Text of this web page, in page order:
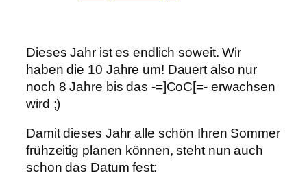
Dieses Jahr ist es endlich soweit. Wir
haben die 10 Jahre um! Dauert also nur
noch 8 Jahre bis das -=]CoC[=- erwachsen
wird ;)
Damit dieses Jahr alle schön Ihren Sommer
frühzeitig planen können, steht nun auch
schon das Datum fest: